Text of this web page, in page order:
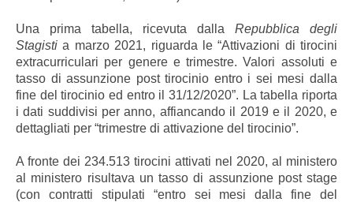
Una prima tabella, ricevuta dalla Repubblica degli
Stagisti a marzo 2021, riguarda le “Attivazioni di tirocini
extracurriculari per genere e trimestre. Valori assoluti e
tasso di assunzione post tirocinio entro i sei mesi dalla
fine del tirocinio ed entro il 31/12/2020”. La tabella riporta
i dati suddivisi per anno, affiancando il 2019 e il 2020, e
dettagliati per “trimestre di attivazione del tirocinio”.
A fronte dei 234.513 tirocini attivati nel 2020, al ministero
al ministero risultava un tasso di assunzione post stage
(con contratti stipulati “entro sei mesi dalla fine del